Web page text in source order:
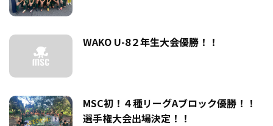
WAKO U-8２年生大会優勝！！
MSC初！４種リーグAブロック優勝！！
選手権大会出場決定！！